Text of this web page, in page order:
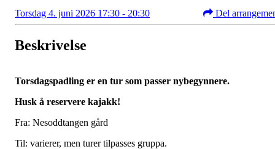
Torsdag 4. juni 2026 17:30 - 20:30 Del
Beskrivelse
Torsdagspadling er en tur som passer nybegynnere.
Husk å reservere kajakk!
Fra: Nesoddtangen gård
Til: varierer, men turer tilpasses gruppa.